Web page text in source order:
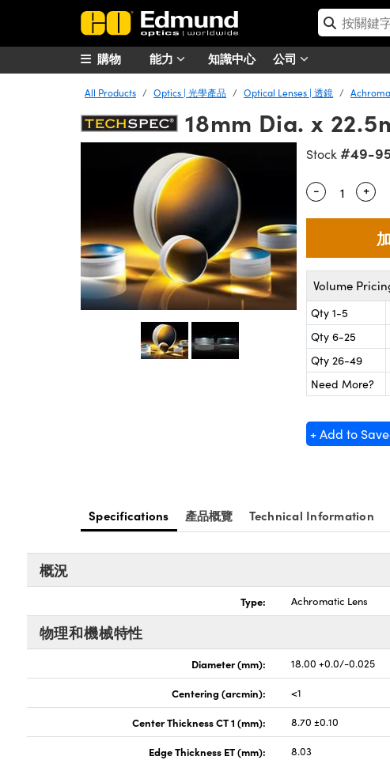
能力 知識中心 公司
購物
All Products Optics | 光學產品 Optical Lenses | 透鏡
18mm Dia. x
Stock #49-
Quantity
- Use
+
Volume
Qty 1-5
Qty 6-25
Qty 26-49
Need More?
+ Add to
Specifications 產品概覽 Technical Information
概況
Type: Achromatic Lens
物理和機械特性
Diameter (mm): 18.00 +0.0/-0.025
Centering (arcmin): <1
Center Thickness CT 1 (mm): 8.70 ±0.10
Edge Thickness ET (mm): 8.03